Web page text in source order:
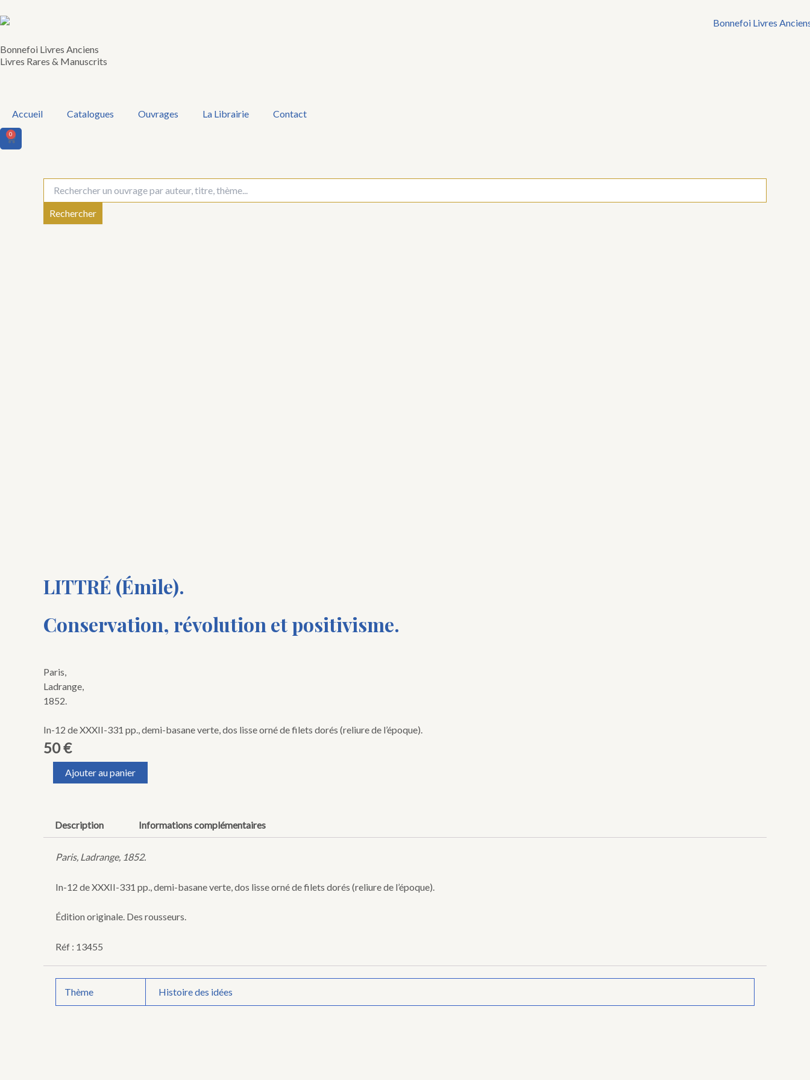
au
Bonnefoi Livres Anciens
Livres Rares & Manuscrits
Accueil Catalogues Ouvrages La Librairie Contact
0
Panier
LITTRÉ (Émile).
Conservation, révolution et positivisme.
Paris,
Ladrange,
1852.
In-12 de XXXII-331 pp., demi-basane verte, dos lisse orné de filets dorés (reliure de l’époque).
50€
révolution
et
positivisme.
Ajouter au panier
Description Informations complémentaires
Paris, Ladrange, 1852.
In-12 de XXXII-331 pp., demi-basane verte, dos lisse orné de filets dorés (reliure de l’époque).
Édition originale. Des rousseurs.
Réf : 13455
Thème Histoire des idées